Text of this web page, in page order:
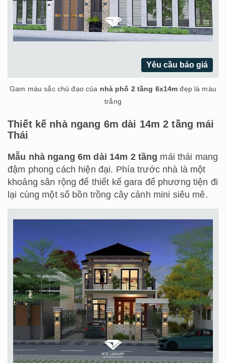
Yêu cầu báo giá
Gam màu sắc chủ đạo của nhà phố 2 tầng 6x14m đẹp là màu
trắng
Thiết kế nhà ngang 6m dài 14m 2 tầng mái
Thái
Mẫu nhà ngang 6m dài 14m 2 tầng mái thái mang
đậm phong cách hiện đại. Phía trước nhà là một
khoảng sân rộng để thiết kế gara để phương tiện đi
lại cùng một số bồn trồng cây cảnh mini siêu mê.